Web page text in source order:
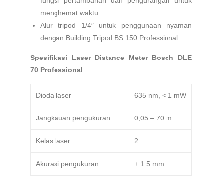
menghemat waktu
Alur tripod 1/4″ untuk penggunaan nyaman
dengan Building Tripod BS 150 Professional
Spesifikasi Laser Distance Meter Bosch DLE
70 Professional
Dioda laser 635 nm, < 1 mW
Jangkauan pengukuran 0,05 – 70 m
Kelas laser 2
Akurasi pengukuran ± 1.5 mm